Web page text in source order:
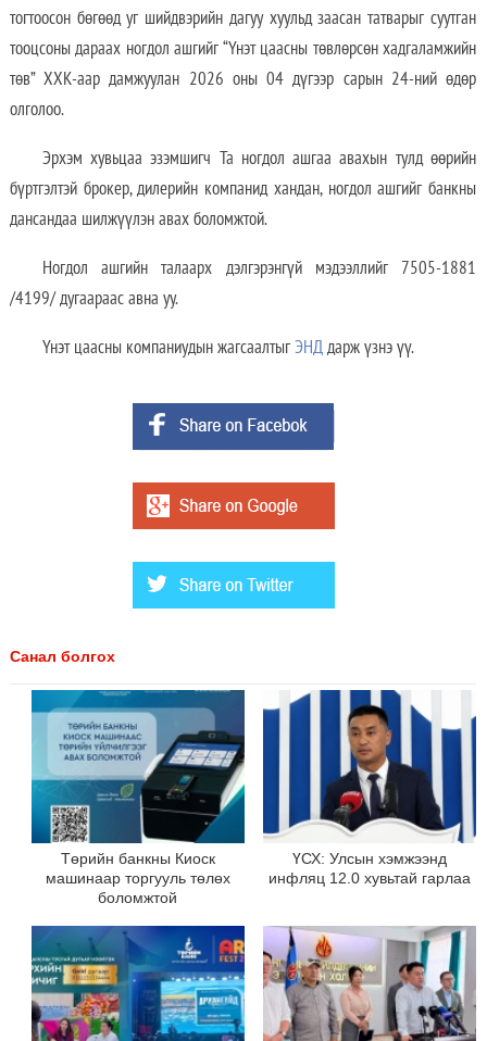
тогтоосон бөгөөд уг шийдвэрийн дагуу хуульд заасан татварыг суутган
тооцсоны дараах ногдол ашгийг “Үнэт цаасны төвлөрсөн хадгаламжийн
төв” ХХК-аар дамжуулан 2026 оны 04 дүгээр сарын 24-ний өдөр
олголоо.
Эрхэм хувьцаа эзэмшигч Та ногдол ашгаа авахын тулд өөрийн
бүртгэлтэй брокер, дилерийн компанид хандан, ногдол ашгийг банкны
дансандаа шилжүүлэн авах боломжтой.
Ногдол ашгийн талаарх дэлгэрэнгүй мэдээллийг 7505-1881
/4199/ дугаараас авна уу.
Үнэт цаасны компаниудын жагсаалтыгЭНДдарж үзнэ үү.
Санал болгох
Төрийн банкны Киоск
машинаар торгууль төлөх
боломжтой
ҮСХ: Улсын хэмжээнд
инфляц 12.0 хувьтай гарлаа